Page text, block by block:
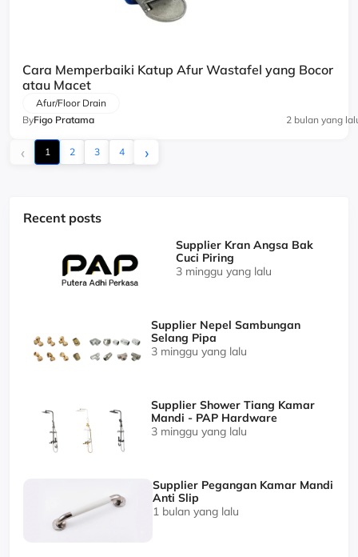
Cara Memperbaiki Katup Afur Wastafel yang Bocor
atau Macet
Afur/Floor Drain
ByFigo Pratama 2 bulan yang
‹ 1 2 3 4 ›
Recent posts
Supplier Kran Angsa Bak
Cuci Piring
3 minggu yang lalu
Supplier Nepel Sambungan
Selang Pipa
3 minggu yang lalu
Supplier Shower Tiang Kamar
Mandi - PAP Hardware
3 minggu yang lalu
Supplier Pegangan Kamar Mandi
Anti Slip
1 bulan yang lalu